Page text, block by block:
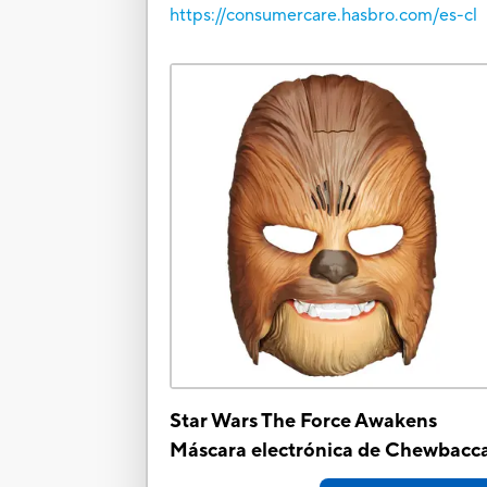
https://consumercare.hasbro.com/es-cl
Star Wars The Force Awakens
Máscara electrónica de